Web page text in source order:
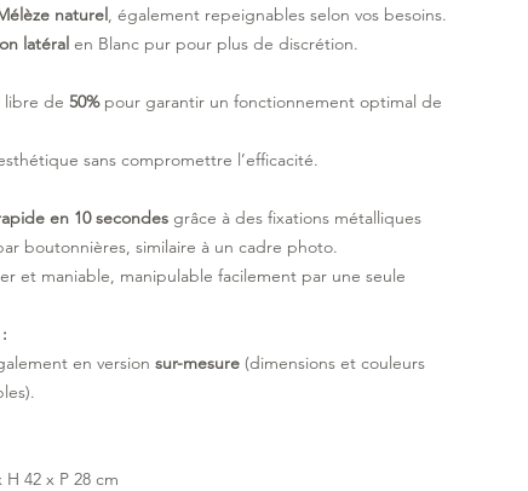
naturel, également repeignables selon vos besoins.
latéral en Blanc pur pour plus de discrétion.
libre de 50%pour garantir un fonctionnement optimal de
sans compromettre l’efficacité.
en 10 secondes grâce à des fixations métalliques
boutonnières, similaire à un cadre photo.
et maniable, manipulable facilement par une seule
en version sur-mesure (dimensions et couleurs
H 42 x P 28 cm